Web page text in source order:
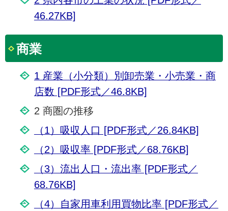
46.27KB]
商業
1 産業（小分類）別卸売業・小売業・商
店数 [PDF形式／46.8KB]
2 商圏の推移
（1）吸収人口 [PDF形式／26.84KB]
（2）吸収率 [PDF形式／68.76KB]
（3）流出人口・流出率 [PDF形式／
68.76KB]
（4）自家用車利用買物比率 [PDF形式／